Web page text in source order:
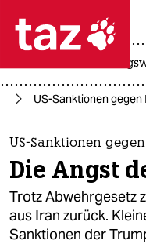
 taz
themen
politik
öko
US-Sanktionen
US-Sanktionen
Die Angst
Trotz Abwehrgesetz
aus Iran zurück.
Sanktionen der